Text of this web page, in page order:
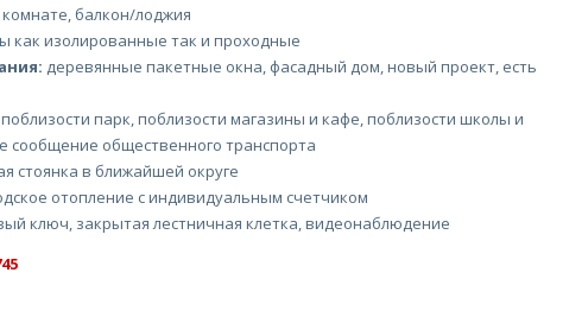
балкон/лоджия
как изолированные так и проходные
деревянные пакетные окна, фасадный дом, новый проект, есть
поблизости парк, поблизости магазины и кафе, поблизости школы и
сообщение общественного транспорта
стоянка в ближайшей округе
отопление с индивидуальным счетчиком
ключ, закрытая лестничная клетка, видеонаблюдение